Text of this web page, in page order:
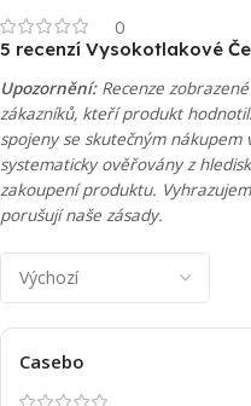
0
5 recenzí Vysokotlakové
Upozornění:Recenze
zákazníků, kteří produkt
spojeny se skutečným nákupem
systematicky ověřovány z
zakoupení produktu.
porušují naše zásady.
Casebo